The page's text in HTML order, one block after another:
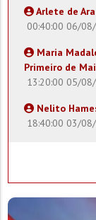
Arlete de
00:40:00 06/
Maria
Primeiro de
13:20:00 05/
Nelito
18:40:00 03/